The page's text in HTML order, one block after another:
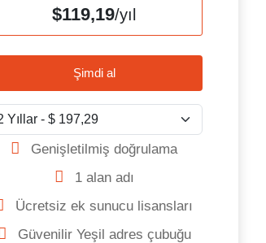
$119,19/yıl
Şimdi al
Genişletilmiş doğrulama
1 alan adı
Ücretsiz ek sunucu lisansları
Güvenilir Yeşil adres çubuğu